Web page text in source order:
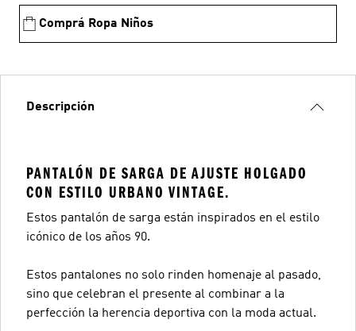
Comprá Ropa Niños
Descripción
PANTALÓN DE SARGA DE AJUSTE HOLGADO
CON ESTILO URBANO VINTAGE.
Estos pantalón de sarga están inspirados en el estilo
icónico de los años 90.
Estos pantalones no solo rinden homenaje al pasado,
sino que celebran el presente al combinar a la
perfección la herencia deportiva con la moda actual.